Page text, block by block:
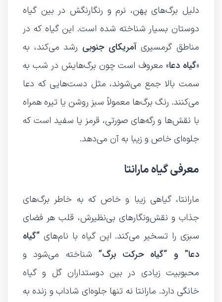
دلیل برگ‌های پهن، نرم و رنگارنگش در بین گیاه‌
دوستان بسیار شناخته شده است. این گیاه که در
مناطق گرمسیریآمریکای جنوبی رشد می‌کند، به
«گیاه دعا» معروف است چون برگ‌هایش در شب به
سمت بالا جمع می‌شوند، مثل دست‌هایی که دعا
می‌کنند. رنگ برگ‌ها معمولاً سبز روشن یا تیره همراه
با نقش‌ها و رگه‌های صورتی، قرمز یا سفید است که
جلوه‌ای خاص و زیبا به آن می‌دهد.
معرفی گیاه مارانتا
مارانتا، گیاهی زیبا و خاص که به خاطر برگ‌های
جذاب و نقش‌ونگارهای بی‌نظیرش، قلب هر فضای
سبزی را تسخیر می‌کند. این گیاه با نام‌های “گیاه
دعا” و “گیاه حرکت برگ” شناخته می‌شود و
محبوبیت زیادی در بین دوستداران گل و گیاه
خانگی دارد. مارانتا نه تنها جلوه‌ای شاداب و زنده به